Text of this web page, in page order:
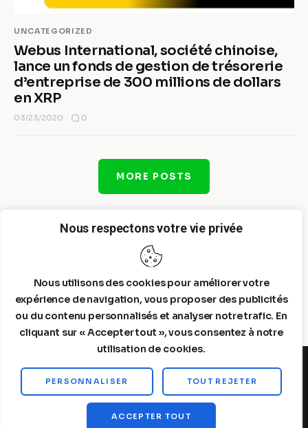
Nous respectons votre vie privée
Nous utilisons des cookies pour améliorer votre
expérience de navigation, vous proposer des publicités
ou du contenu personnalisés et analyser notre trafic. En
cliquant sur « Accepter tout », vous consentez à notre
utilisation de cookies.
PERSONNALISER TOUT REJETER
ACCEPTER TOUT
UNCATEGORIZED
Webus International, société chinoise,
lance un fonds de gestion de trésorerie
d’entreprise de 300 millions de dollars
en XRP
03/23/2020 0
MORE POSTS
Steelldy© 2026. All Rights Reserved.